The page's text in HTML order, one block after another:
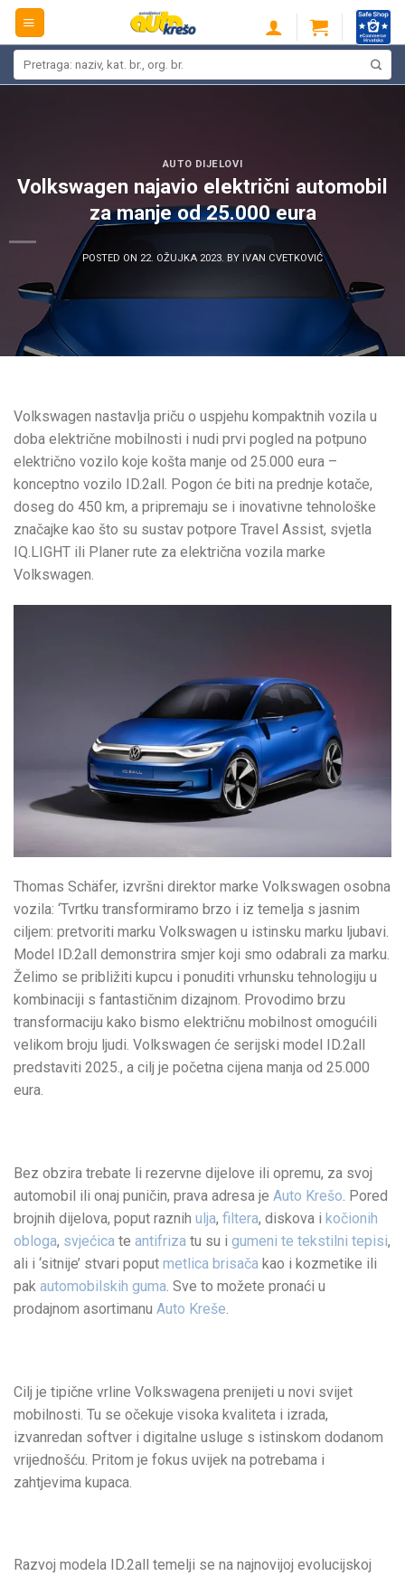
Skip
content
AUTO DIJELOVI
Volkswagen najavio električni automobil
za manje od 25.000 eura
POSTED ON 22. OŽUJKA 2023. BY IVAN CVETKOVIĆ
Volkswagen nastavlja priču o uspjehu kompaktnih vozila u
doba električne mobilnosti i nudi prvi pogled na potpuno
električno vozilo koje košta manje od 25.000 eura –
konceptno vozilo ID.2all. Pogon će biti na prednje kotače,
doseg do 450 km, a pripremaju se i inovativne tehnološke
značajke kao što su sustav potpore Travel Assist, svjetla
IQ.LIGHT ili Planer rute za električna vozila marke
Volkswagen.
Thomas Schäfer, izvršni direktor marke Volkswagen osobna
vozila: ‘Tvrtku transformiramo brzo i iz temelja s jasnim
ciljem: pretvoriti marku Volkswagen u istinsku marku ljubavi.
Model ID.2all demonstrira smjer koji smo odabrali za marku.
Želimo se približiti kupcu i ponuditi vrhunsku tehnologiju u
kombinaciji s fantastičnim dizajnom. Provodimo brzu
transformaciju kako bismo električnu mobilnost omogućili
velikom broju ljudi. Volkswagen će serijski model ID.2all
predstaviti 2025., a cilj je početna cijena manja od 25.000
eura.
Bez obzira trebate li rezervne dijelove ili opremu, za svoj
automobil ili onaj puničin, prava adresa je Auto Krešo. Pored
brojnih dijelova, poput raznih ulja, filtera, diskova i kočionih
obloga, svjećica te antifriza tu su i gumeni te tekstilni tepisi,
ali i ‘sitnije’ stvari poput metlica brisača kao i kozmetike ili
pak automobilskih guma. Sve to možete pronaći u
prodajnom asortimanu Auto Kreše.
Cilj je tipične vrline Volkswagena prenijeti u novi svijet
mobilnosti. Tu se očekuje visoka kvaliteta i izrada,
izvanredan softver i digitalne usluge s istinskom dodanom
vrijednošću. Pritom je fokus uvijek na potrebama i
zahtjevima kupaca.
Razvoj modela ID.2all temelji se na najnovijoj evolucijskoj